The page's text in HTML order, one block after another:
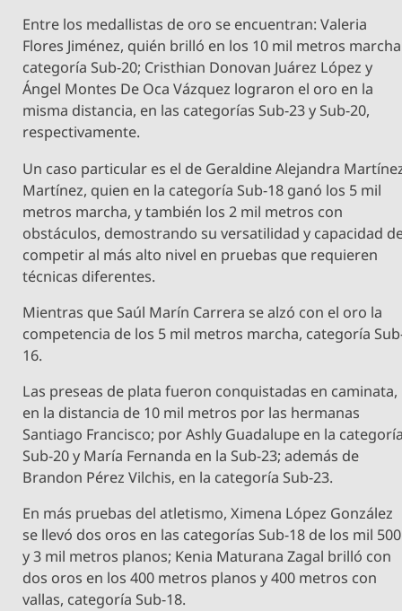
Entre los medallistas de oro se encuentran: Valeria
Flores Jiménez, quién brilló en los 10 mil metros marcha
categoría Sub-20; Cristhian Donovan Juárez López y
Ángel Montes De Oca Vázquez lograron el oro en la
misma distancia, en las categorías Sub-23 y Sub-20,
respectivamente.
Un caso particular es el de Geraldine Alejandra
Martínez, quien en la categoría Sub-18 ganó los 5 mil
metros marcha, y también los 2 mil metros con
obstáculos, demostrando su versatilidad y capacidad
competir al más alto nivel en pruebas que requieren
técnicas diferentes.
Mientras que Saúl Marín Carrera se alzó con el oro la
competencia de los 5 mil metros marcha, categoría
16.
Las preseas de plata fueron conquistadas en caminata,
en la distancia de 10 mil metros por las hermanas
Santiago Francisco; por Ashly Guadalupe en la
Sub-20 y María Fernanda en la Sub-23; además de
Brandon Pérez Vilchis, en la categoría Sub-23.
En más pruebas del atletismo, Ximena López González
se llevó dos oros en las categorías Sub-18 de los mil 500
y 3 mil metros planos; Kenia Maturana Zagal brilló con
dos oros en los 400 metros planos y 400 metros con
vallas, categoría Sub-18.